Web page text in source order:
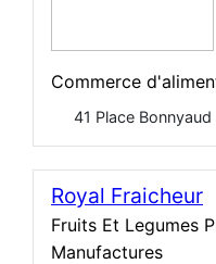
Commerce
41 Place Bonnyaud
Royal Fraicheur
Fruits Et Legumes
Manufactures